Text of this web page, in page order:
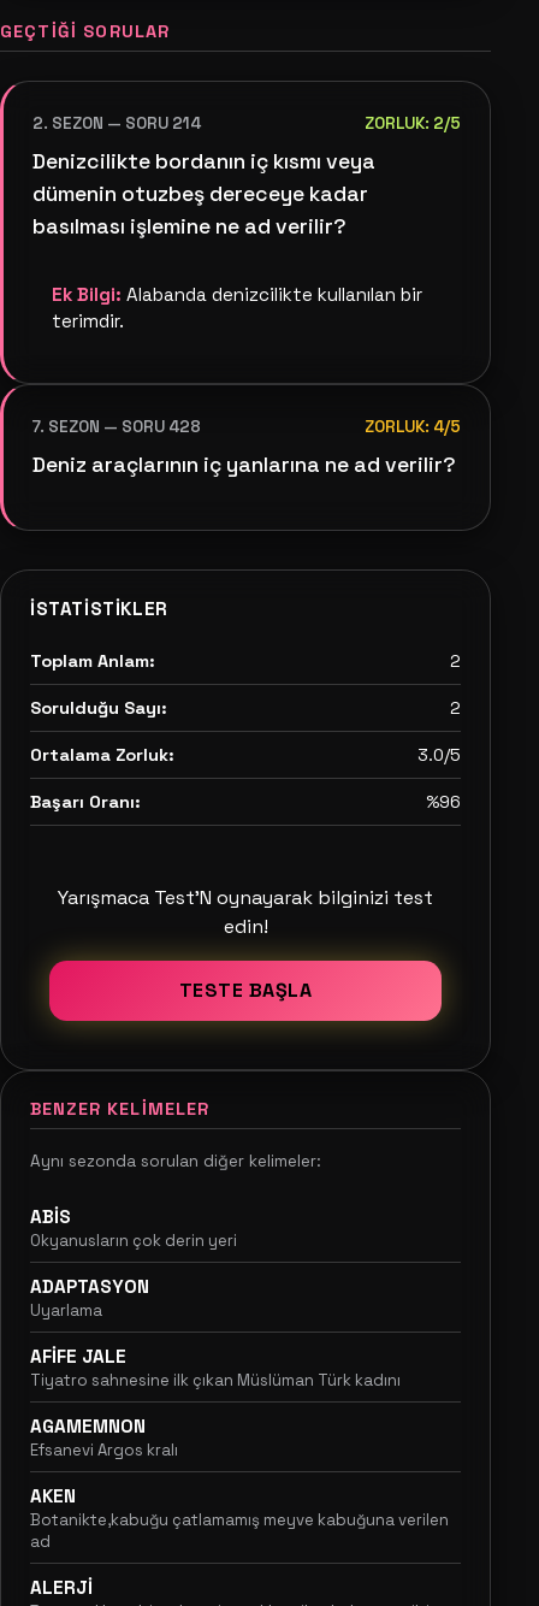
GEÇTIĞI SORULAR
2. SEZON — SORU 214 ZORLUK: 2/5
Denizcilikte bordanın iç kısmı veya
dümenin otuzbeş dereceye kadar
basılması işlemine ne ad verilir?
Ek Bilgi: Alabanda denizcilikte kullanılan bir
terimdir.
7. SEZON — SORU 428 ZORLUK: 4/5
Deniz araçlarının iç yanlarına ne ad verilir?
İSTATISTIKLER
Toplam Anlam: 2
Sorulduğu Sayı: 2
Ortalama Zorluk: 3.0/5
Başarı Oranı: %96
Yarışmaca Test'N oynayarak bilginizi test
edin!
TESTE BAŞLA
BENZER KELIMELER
Aynı sezonda sorulan diğer kelimeler:
ABİS
Okyanusların çok derin yeri
ADAPTASYON
Uyarlama
AFİFE JALE
Tiyatro sahnesine ilk çıkan Müslüman Türk kadını
AGAMEMNON
Efsanevi Argos kralı
AKEN
Botanikte,kabuğu çatlamamış meyve kabuğuna verilen
ad
ALERJİ